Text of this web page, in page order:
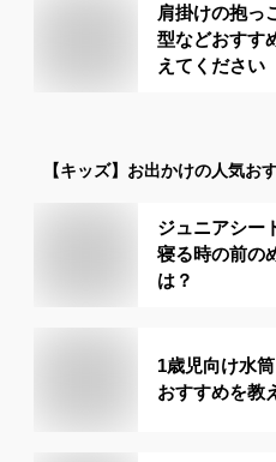
肩掛けの抱っ
型などおすす
えてください
【キッズ】 お出かけの人気お
ジュニアシー
寝る時の前の
は？
1歳児向け水
おすすめを教